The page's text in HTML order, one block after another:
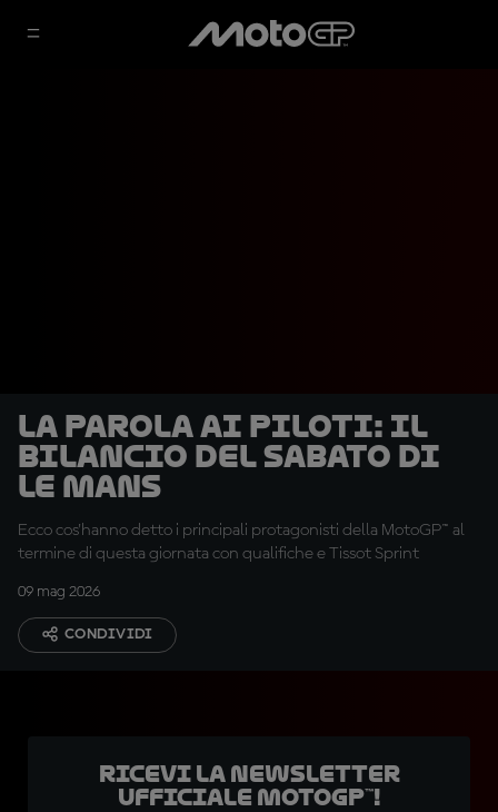
La parola ai piloti: il
bilancio del sabato di
Le Mans
Ecco cos'hanno detto i principali protagonisti della MotoGP™ al
termine di questa giornata con qualifiche e Tissot Sprint
09 mag 2026
CONDIVIDI
Ricevi la newsletter
ufficiale MotoGP™!